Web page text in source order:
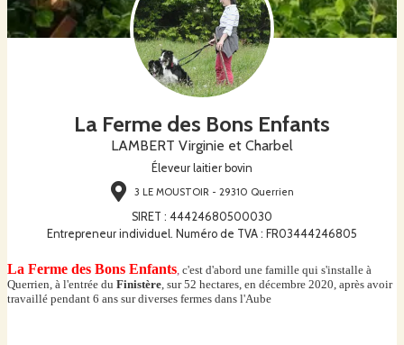
La Ferme des Bons Enfants
LAMBERT Virginie et Charbel
Éleveur laitier bovin
3 LE MOUSTOIR - 29310 Querrien
SIRET : 44424680500030
Entrepreneur individuel. Numéro de TVA : FR03444246805
La Ferme des Bons Enfants c'est d'abord une famille qui s'installe à
Querrien, à l'entrée du Finistère , sur 52 hectares, en décembre 2020, après avoir
travaillé pendant 6 ans sur diverses fermes dans l'Aube